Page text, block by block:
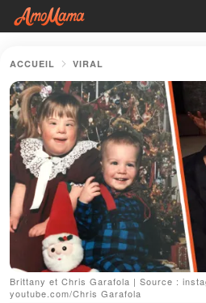
ACCUEIL VIRAL
Brittany et Chris Garafola | Source :
youtube.com/Chris Garafola